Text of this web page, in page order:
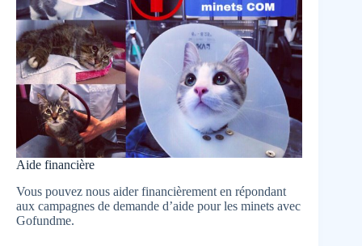
Aide financière
Vous pouvez nous aider financièrement en répondant
aux campagnes de demande d’aide pour les minets avec
Gofundme.